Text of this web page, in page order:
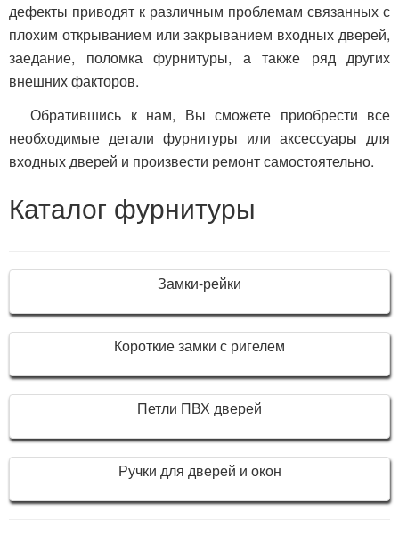
дефекты приводят к различным проблемам связанных с
плохим открыванием или закрыванием входных дверей,
заедание, поломка фурнитуры, а также ряд других
внешних факторов.
Обратившись к нам, Вы сможете приобрести все
необходимые детали фурнитуры или аксессуары для
входных дверей и произвести ремонт самостоятельно.
Каталог фурнитуры
Замки-рейки
Короткие замки с ригелем
Петли ПВХ дверей
Ручки для дверей и окон